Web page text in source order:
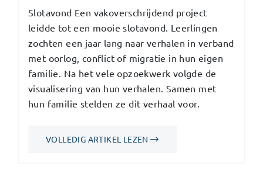
Slotavond Een vakoverschrijdend project
leidde tot een mooie slotavond. Leerlingen
zochten een jaar lang naar verhalen in verband
met oorlog, conflict of migratie in hun eigen
familie. Na het vele opzoekwerk volgde de
visualisering van hun verhalen. Samen met
hun familie stelden ze dit verhaal voor.
VOLLEDIG ARTIKEL LEZEN